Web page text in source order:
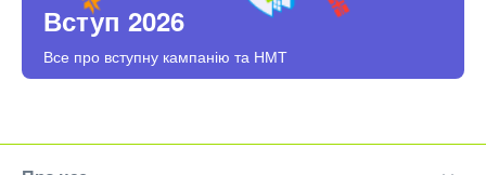
Вступ 2026
Все про вступну кампанію та НМТ